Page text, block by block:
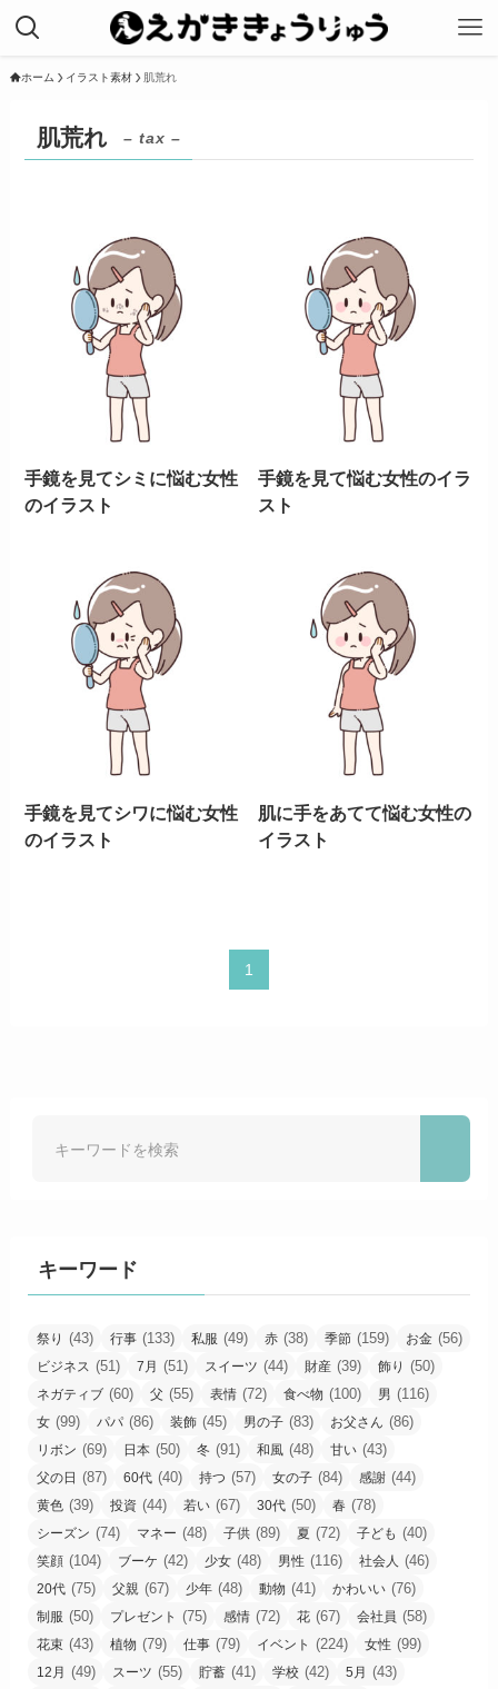
ホーム イラスト素材 肌荒れ
肌荒れ – tax –
手鏡を見てシミに悩む女性
のイラスト
手鏡を見て悩む女性のイラ
スト
手鏡を見てシワに悩む女性
のイラスト
肌に手をあてて悩む女性の
イラスト
1
キーワード
祭り (43) 行事 (133) 私服 (49) 赤 (38) 季節 (159) お金 (56)
ビジネス (51) 7月 (51) スイーツ (44) 財産 (39) 飾り (50)
ネガティブ (60) 父 (55) 表情 (72) 食べ物 (100) 男 (116)
女 (99) パパ (86) 装飾 (45) 男の子 (83) お父さん (86)
リボン (69) 日本 (50) 冬 (91) 和風 (48) 甘い (43)
父の日 (87) 60代 (40) 持つ (57) 女の子 (84) 感謝 (44)
黄色 (39) 投資 (44) 若い (67) 30代 (50) 春 (78)
シーズン (74) マネー (48) 子供 (89) 夏 (72) 子ども (40)
笑顔 (104) ブーケ (42) 少女 (48) 男性 (116) 社会人 (46)
20代 (75) 父親 (67) 少年 (48) 動物 (41) かわいい (76)
制服 (50) プレゼント (75) 感情 (72) 花 (67) 会社員 (58)
花束 (43) 植物 (79) 仕事 (79) イベント (224) 女性 (99)
12月 (49) スーツ (55) 貯蓄 (41) 学校 (42) 5月 (43)